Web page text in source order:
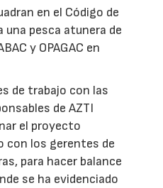
en el Código de
una pesca atunera de
y OPAGAC en
de trabajo con las
de AZTI
el proyecto
con los gerentes de
para hacer balance
se ha evidenciado